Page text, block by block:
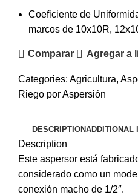
Coeficiente de
marcos de 10x10R,
Comparar Agregar a
Categories: Agricultura,
Riego por Aspersión
DESCRIPTIONADDITIONAL
Description
Este aspersor está
considerado como un
conexión macho de 1/2″.